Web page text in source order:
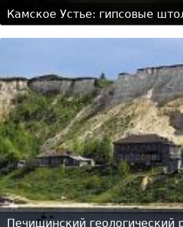
Камское Устье: гипсовые
Печищинский геологический